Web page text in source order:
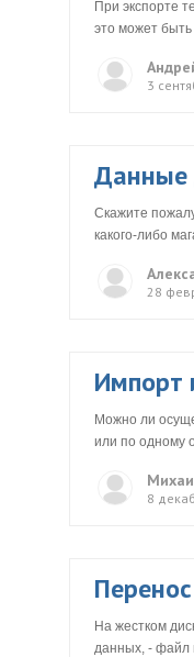
При экспорте
это может
3
Данные
Скажите
какого-либо
28
Импорт
Можно ли
или по одному
8
На жестком
данных, - файл